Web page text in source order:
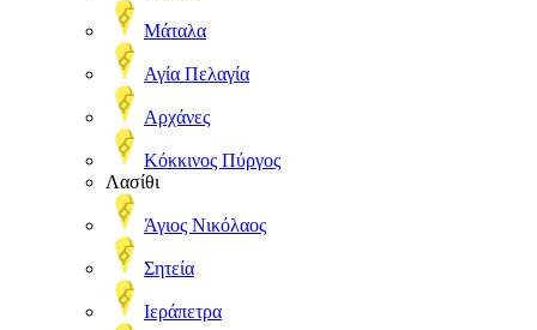
Μάταλα
Αγία Πελαγία
Αρχάνες
Κόκκινος Πύργος
Λασίθι
Άγιος Νικόλαος
Σητεία
Ιεράπετρα